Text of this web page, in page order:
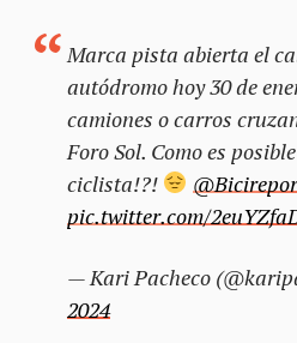
Marca pista abierta el
autódromo hoy 30 de
camiones o carros
Foro Sol. Como es
ciclista!?!
pic.twitter.com/
— Kari Pacheco
2024